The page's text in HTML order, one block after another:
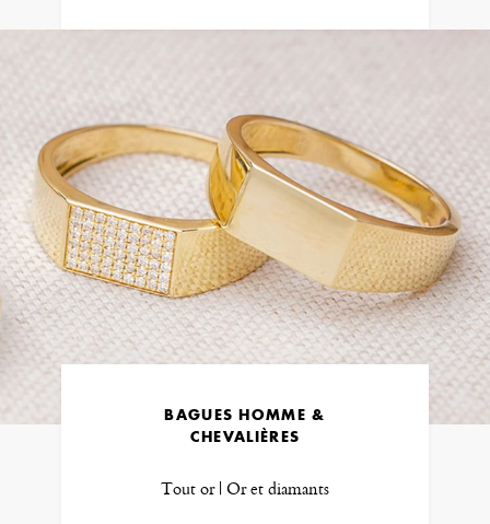
BAGUES HOMME &
CHEVALIÈRES
Tout or | Or et diamants